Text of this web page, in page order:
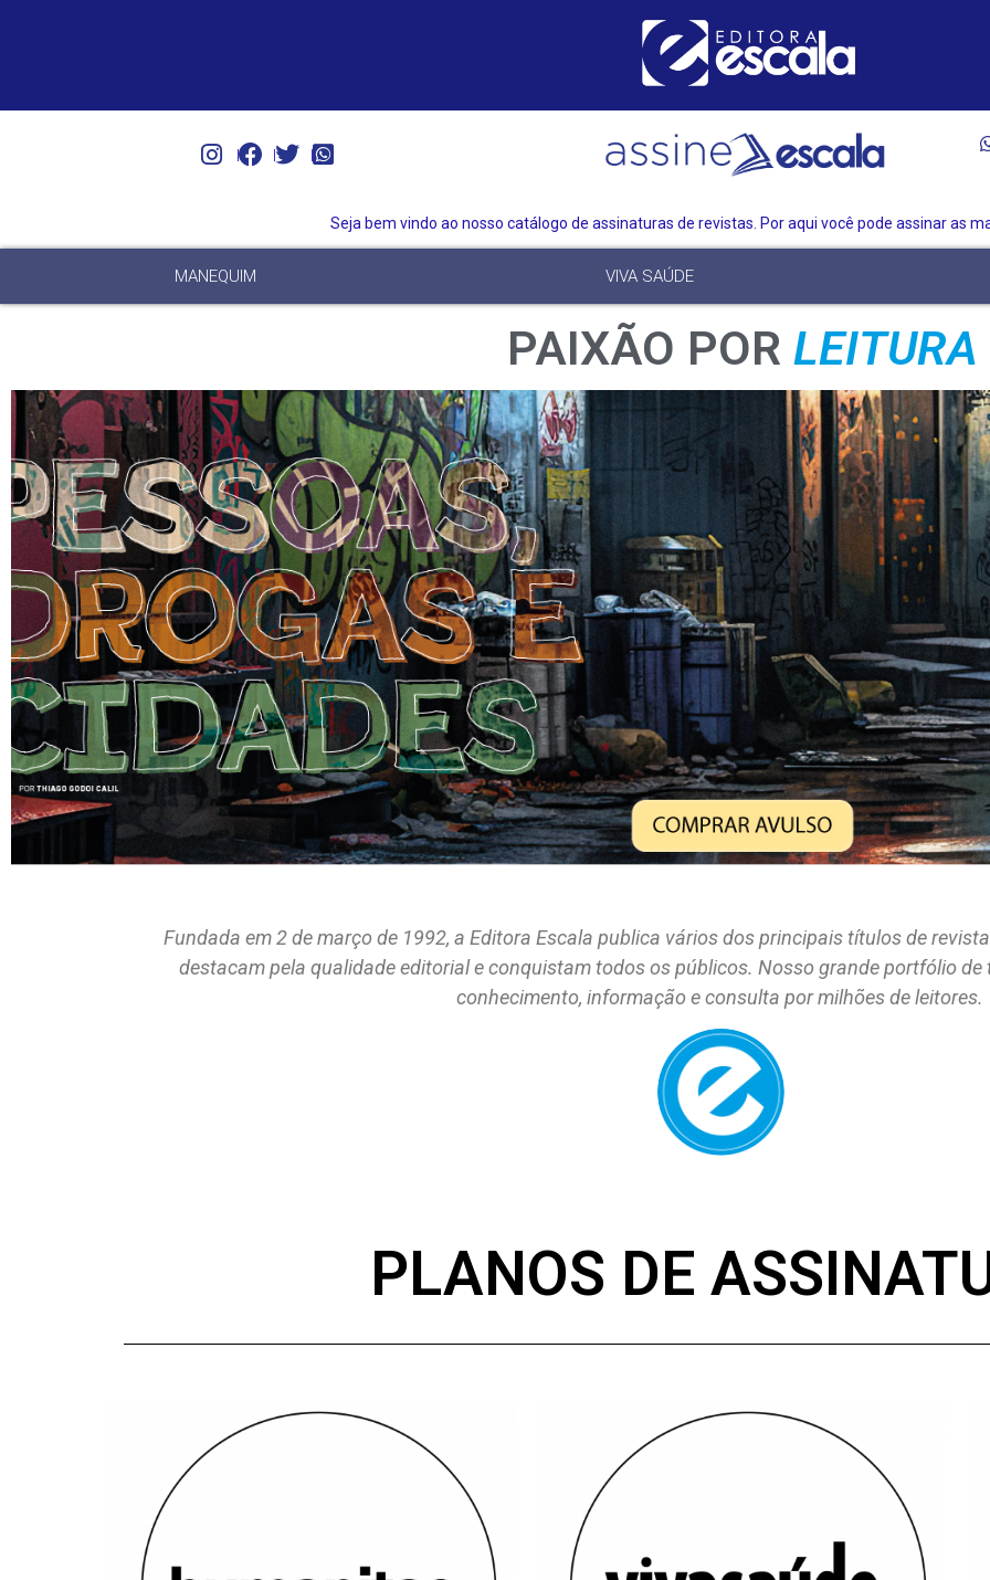
Seja bem vindo ao nosso catálogo de assinaturas de revistas. Por aqui você pode assinar as
MANEQUIM VIVA SAÚDE
PAIXÃO POR REVIST
E I T URA
Fundada em 2 de março de 1992, a Editora Escala publica vários dos principais títulos de
destacam pela qualidade editorial e conquistam todos os públicos. Nosso grande portfólio
conhecimento, informação e consulta por milhões de leitores.
PLANOS DE